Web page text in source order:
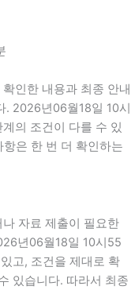
인한 내용과 최종 안내
. 2026년06월18일 10시
의 조건이 다를 수 있
은 한 번 더 확인하는
자료 제출이 필요한
년06월18일 10시55
고, 조건을 제대로 확
있습니다. 따라서 최종